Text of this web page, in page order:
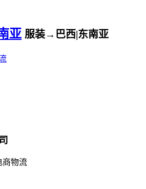
亚 服装→巴西|东南亚
商物流